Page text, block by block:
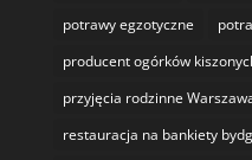
potrawy egzotyczne
producent ogórków
przyjęcia rodzinne
restauracja na bankiety